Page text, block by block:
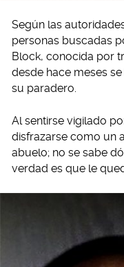
Según las
personas buscadas
Block, conocida por
desde hace meses
su paradero.
Al sentirse vigilado
disfrazarse como un
abuelo; no se sabe
verdad es que le